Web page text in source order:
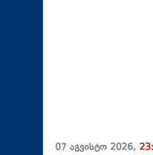
07 აგვისტო 2026,